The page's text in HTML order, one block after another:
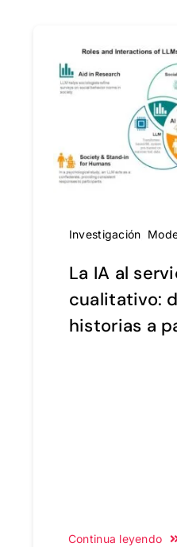
Investigación
La IA al
cualitativo:
historias a
Continua leyendo